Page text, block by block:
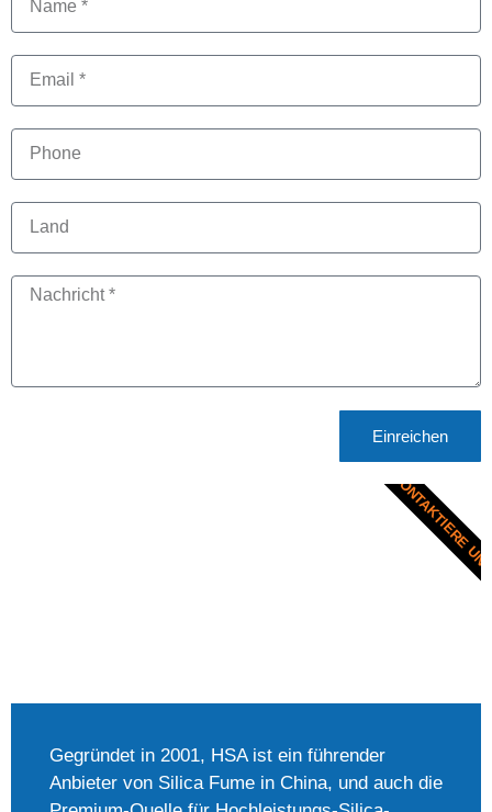
Einreichen
Gegründet in 2001, HSA ist ein führender
Anbieter von Silica Fume in China, und auch die
KONTAKTIERE